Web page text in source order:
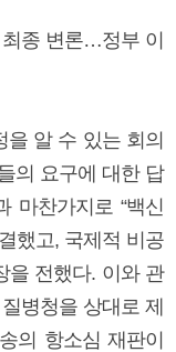
종 변론…정부 이
을 알 수 있는 회의
의 요구에 대한 답
마찬가지로 “백신
했고, 국제적 비공
을 전했다. 이와 관
병청을 상대로 제
의 항소심 재판이